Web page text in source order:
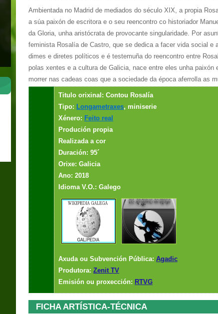
Ambientada no Madrid de mediados do século XIX, a propia
a súa paixón de escritora e o seu reencontro co historiador
da Gloria, unha aristócrata de provocante singularidade. Por
feminista Rosalía de Castro, que se dedica a facer vida social e
dimes e diretes políticos e é testemuña do reencontro entre
polas xentes e a cultura de Galicia, nace entre eles unha paixón
morrer nas cadeas coas que a sociedade da época aferrolla as
Titulo orixinal: Contou Rosalía
Tipo: Longametraxes, miniserie
Xénero: Feito real
Produción propia
Realizada a cor
Duración: 95´
Orixe: Galicia
Ano: 2018
Idioma V.O.: Galego
Axuda ou Subvención Pública: Agadic
Produtora: Zenit TV
Emisión ou proxección: RTVG
FICHA ARTÍSTICA-TÉCNICA